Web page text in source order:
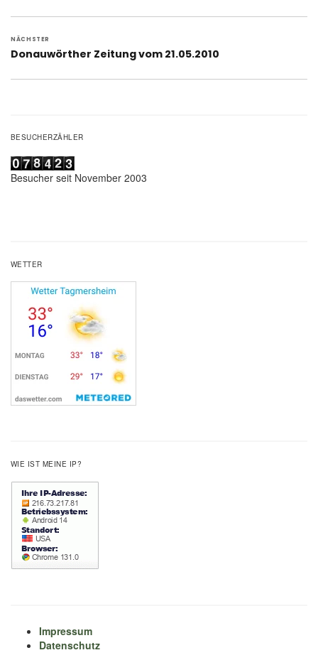
NÄCHSTER
Nächster
Donauwörther Zeitung vom 21.05.2010
BESUCHERZÄHLER
Besucher seit November 2003
WETTER
WIE IST MEINE IP?
Impressum
Datenschutz